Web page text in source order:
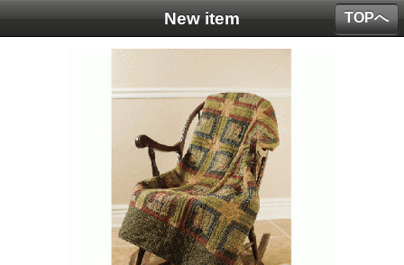
New item TOPへ